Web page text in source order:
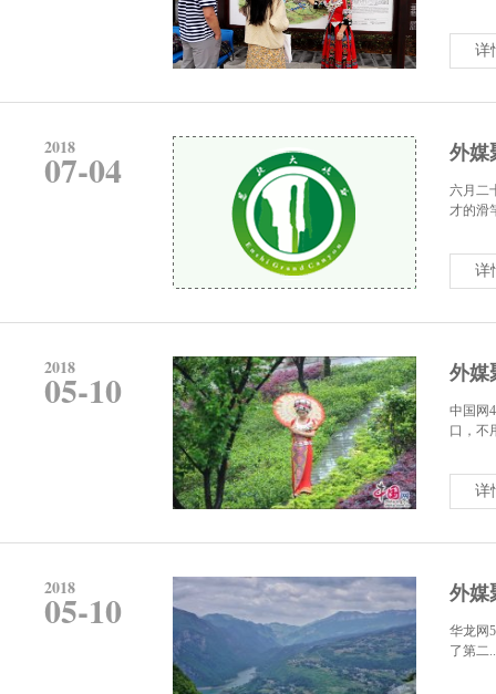
详
2018
07-04 外媒
六月二
才的滑
详
2018
05-10 外媒
中国网
口，不
详
2018
05-10 外媒
华龙网
了第二